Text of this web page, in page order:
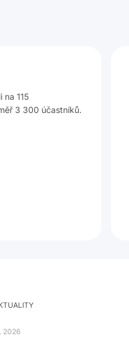
na 115
3 300 účastníků.
2026